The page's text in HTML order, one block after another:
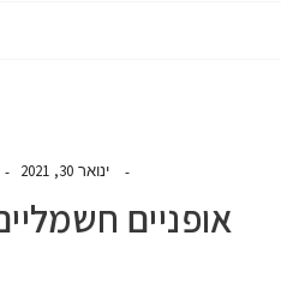
ינואר 30, 2021